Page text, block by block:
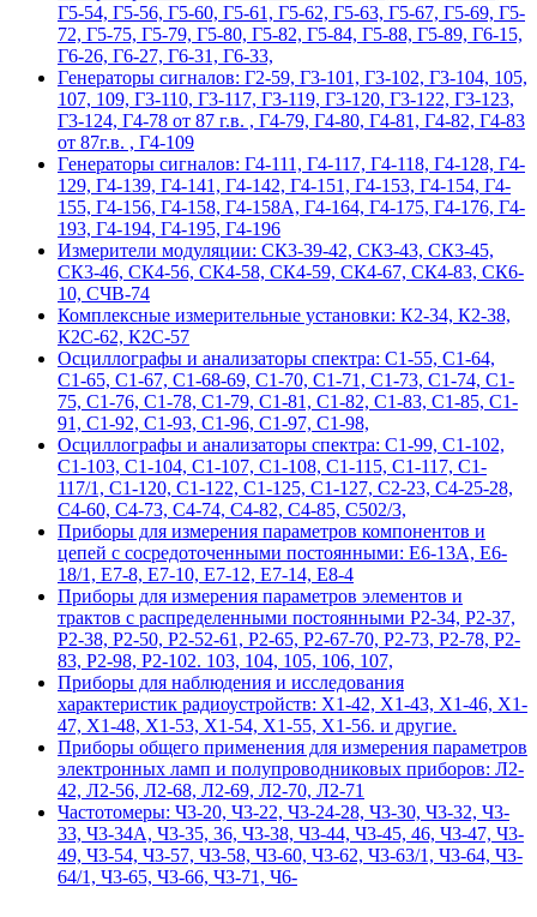
Г5-54, Г5-56, Г5-60, Г5-61, Г5-62, Г5-63, Г5-67, Г5-69, Г5-
72, Г5-75, Г5-79, Г5-80, Г5-82, Г5-84, Г5-88, Г5-89, Г6-15,
Г6-26, Г6-27, Г6-31, Г6-33,
Гeнepaтopы cигнaлoв: Г2-59, Г3-101, Г3-102, Г3-104, 105,
107, 109, Г3-110, Г3-117, Г3-119, Г3-120, Г3-122, Г3-123,
Г3-124, Г4-78 от 87 г.в. , Г4-79, Г4-80, Г4-81, Г4-82, Г4-83
от 87г.в. , Г4-109
Гeнepaтopы cигнaлoв: Г4-111, Г4-117, Г4-118, Г4-128, Г4-
129, Г4-139, Г4-141, Г4-142, Г4-151, Г4-153, Г4-154, Г4-
155, Г4-156, Г4-158, Г4-158А, Г4-164, Г4-175, Г4-176, Г4-
193, Г4-194, Г4-195, Г4-196
Измерители модуляции: СК3-39-42, СК3-43, СК3-45,
СК3-46, СК4-56, СК4-58, СК4-59, СК4-67, СК4-83, СК6-
10, СЧВ-74
Комплексные измерительные установки: К2-34, К2-38,
К2С-62, К2С-57
Осциллографы и анализаторы спектра: С1-55, С1-64,
С1-65, С1-67, С1-68-69, С1-70, С1-71, С1-73, С1-74, С1-
75, С1-76, С1-78, С1-79, С1-81, С1-82, С1-83, С1-85, С1-
91, С1-92, С1-93, С1-96, С1-97, С1-98,
Осциллографы и анализаторы спектра: С1-99, С1-102,
С1-103, С1-104, С1-107, С1-108, С1-115, С1-117, С1-
117/1, С1-120, С1-122, С1-125, С1-127, С2-23, С4-25-28,
С4-60, С4-73, С4-74, С4-82, С4-85, С502/3,
Приборы для измерения параметров компонентов и
цепей с сосредоточенными постоянными: Е6-13А, Е6-
18/1, Е7-8, Е7-10, Е7-12, Е7-14, Е8-4
Приборы для измерения параметров элементов и
трактов с распределенными постоянными Р2-34, Р2-37,
Р2-38, Р2-50, Р2-52-61, Р2-65, Р2-67-70, Р2-73, Р2-78, Р2-
83, Р2-98, Р2-102. 103, 104, 105, 106, 107,
Приборы для наблюдения и исследования
характеристик радиоустройств: Х1-42, Х1-43, Х1-46, Х1-
47, Х1-48, Х1-53, Х1-54, Х1-55, Х1-56. и другие.
Приборы общего применения для измерения параметров
электронных ламп и полупроводниковых приборов: Л2-
42, Л2-56, Л2-68, Л2-69, Л2-70, Л2-71
Частотомеры: Ч3-20, Ч3-22, Ч3-24-28, Ч3-30, Ч3-32, Ч3-
33, Ч3-34А, Ч3-35, 36, Ч3-38, Ч3-44, Ч3-45, 46, Ч3-47, Ч3-
49, Ч3-54, Ч3-57, Ч3-58, Ч3-60, Ч3-62, Ч3-63/1, Ч3-64, Ч3-
64/1, Ч3-65, Ч3-66, Ч3-71, Ч6-